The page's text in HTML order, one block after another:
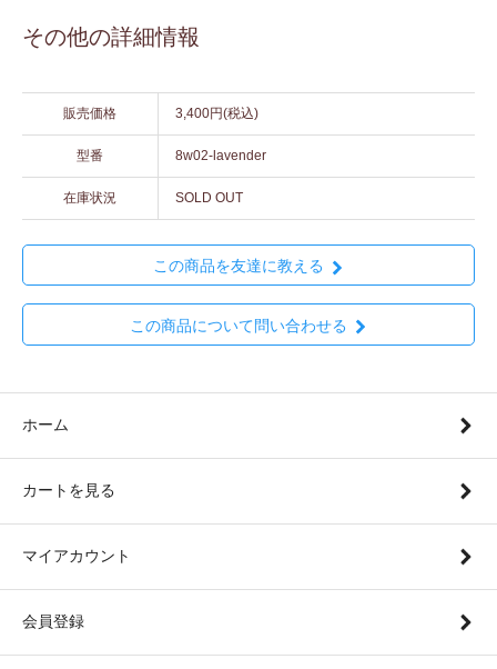
その他の詳細情報
販売価格 3,400円(税込)
型番 8w02-lavender
在庫状況 SOLD OUT
この商品を友達に教える
この商品について問い合わせる
ホーム
カートを見る
マイアカウント
会員登録